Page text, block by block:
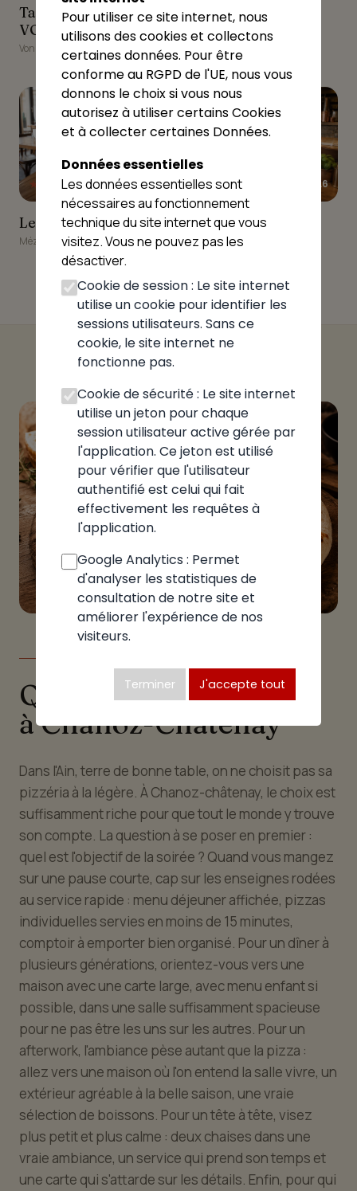
VONNAS
Tacos Burger
VONNAS
Vonnas
Blanc
Vonnas
Le Cambodiana
9
★★★★★ 4.6
Le Cambodiana
Mézériat
Le petit Mézériat
10
★★★★★ 4.6
Le petit Mézériat
Mézériat
Quelle pizzeria choisir
à Chanoz-Châtenay
Dans l'Ain, terre de bonne table, on ne choisit pas sa
pizzéria à la légère. À Chanoz-châtenay, le choix est
suffisamment riche pour que tout le monde y trouve
son compte. La question à se poser en premier :
quel est l'objectif de la soirée ? Quand vous mangez
sur une pause courte, cap sur les enseignes rodées
au service rapide : menu déjeuner affichée, pizzas
individuelles servies en moins de 15 minutes,
comptoir à emporter bien organisé. Pour un dîner à
plusieurs générations, orientez-vous vers une
maison avec une carte large, avec menu enfant si
possible, dans une salle suffisamment spacieuse
pour ne pas être les uns sur les autres. Pour un
afterwork, l'ambiance pèse autant que la pizza :
allez vers une maison où l'on entend la salle vivre, un
extérieur agréable à la belle saison, une vraie
sélection de boissons. Pour un tête à tête, visez
plus petit et plus calme : deux chaises dans une
vraie ambiance, un service qui prend son temps et
une carte qui s'attarde sur les détails. Enfin, pour qui
Pour utiliser ce site internet, nous
utilisons des cookies et collectons
certaines données. Pour être
conforme au RGPD de l'UE, nous vous
donnons le choix si vous nous
autorisez à utiliser certains Cookies
et à collecter certaines Données.
Données essentielles
Les données essentielles sont
nécessaires au fonctionnement
technique du site internet que vous
visitez. Vous ne pouvez pas les
désactiver.
Cookie de session : Le site internet
utilise un cookie pour identifier les
sessions utilisateurs. Sans ce
cookie, le site internet ne
fonctionne pas.
Cookie de sécurité : Le site internet
utilise un jeton pour chaque
session utilisateur active gérée par
l'application. Ce jeton est utilisé
pour vérifier que l'utilisateur
authentifié est celui qui fait
effectivement les requêtes à
l'application.
Google Analytics : Permet
d'analyser les statistiques de
consultation de notre site et
améliorer l'expérience de nos
visiteurs.
Terminer J'accepte tout